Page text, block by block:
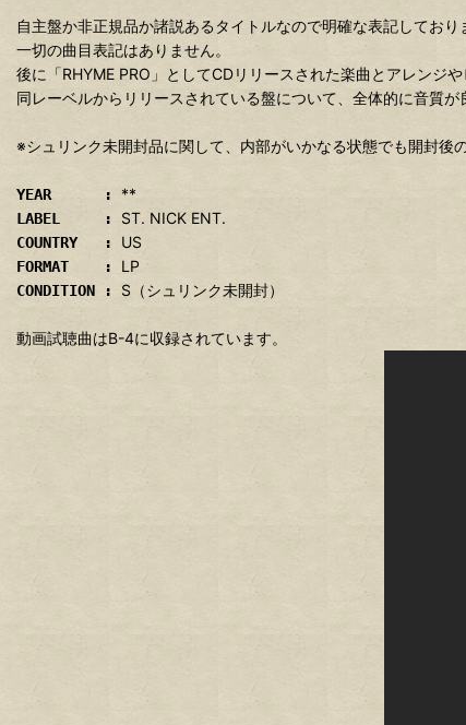
自主盤か非正規品か諸説あるタイトルなので明確な表記してお
一切の曲目表記はありません。
後に「RHYME PRO」としてCDリリースされた楽曲とアレンジ
同レーベルからリリースされている盤について、全体的に音質が
※シュリンク未開封品に関して、内部がいかなる状態でも開封後
YEAR : **
LABEL : ST. NICK ENT.
COUNTRY : US
FORMAT : LP
CONDITION : S（シュリンク未開封）
動画試聴曲はB-4に収録されています。